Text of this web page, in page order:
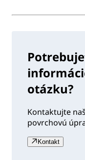
otázku?
Kontaktujte
povrchovú
Kontakt